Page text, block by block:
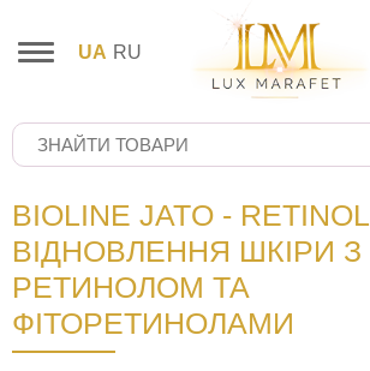
UA RU
BIOLINE JATO - RETINOL
ВІДНОВЛЕННЯ ШКІРИ З
РЕТИНОЛОМ ТА
ФІТОРЕТИНОЛАМИ